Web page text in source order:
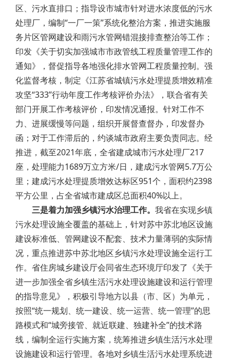
区、污水直排口；指导设市城市针对进水浓度低的污水
处理厂，编制“一厂一策”系统化整治方案，推进实施服
务片区管网建设和雨污水管网错混接排查整治等工作；
印发《关于切实加强城市市政管线工程质量管理工作的
通知》，督促指导各地强化排水管网工程质量控制。强
化监督考核，制定《江苏省城镇污水处理提质增效精准
攻坚“333”行动年度工作考核评价办法》，联合省有关
部门开展工作考核评价，印发情况通报。针对工作不
力、进展缓慢等问题，组织开展督查督办，印发督办
函；对于工作滞后的，约谈城市政府主要负责同志。经
推进，截至2021年底，全省建成城市污水处理厂217
座，处理能力1689万立方米/日，建成污水管网5.7万公
里；建成污水处理提质增效达标区951个，面积约2398
平方公里，占全省城市建成区总面积40%以上。
三是着力加强乡镇污水治理工作。 我省在实现乡镇
污水处理设施全覆盖的基础上，针对苏中苏北地区设施
建设标准低、管网建设不配套、技术力量薄弱的实际情
况，重点推进苏中苏北地区乡镇污水处理设施全运行工
作。省住房城乡建设厅会同省生态环境厅印发了《关于
进一步加强全省乡镇生活污水处理设施建设和运行管理
的指导意见》，积极引导地方以县（市、区）为单元，
按照“统一规划、统一建设、统一运营、统一管理”的思
路模式和“城旁接管、就近联建、独建补全”的技术路
线，编制全运行实施方案，统筹推进乡镇生活污水处理
设施建设和运行管理。各地对乡镇生活污水处理系统进